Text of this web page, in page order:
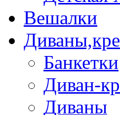
Вешалки
Банкетки
Диван-
Диваны